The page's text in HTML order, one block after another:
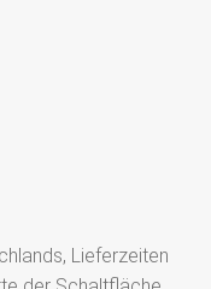
Lieferzeiten